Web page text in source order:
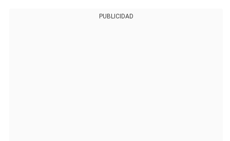
PUBLICIDAD